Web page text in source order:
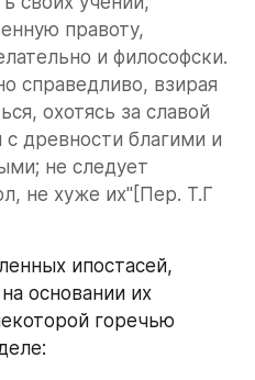
правоту,
и философски.
справедливо, взирая
охотясь за славой
древности благими и
не следует
не хуже их"[Пер. Т.Г
ипостасей,
основании их
горечью